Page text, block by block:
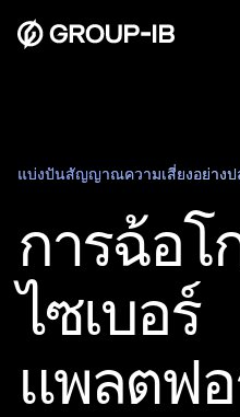
แบ่งปันสัญญาณความเสี่ยงอย่าง
การฉ้อโ
ไซเบอร์
แพลตฟ